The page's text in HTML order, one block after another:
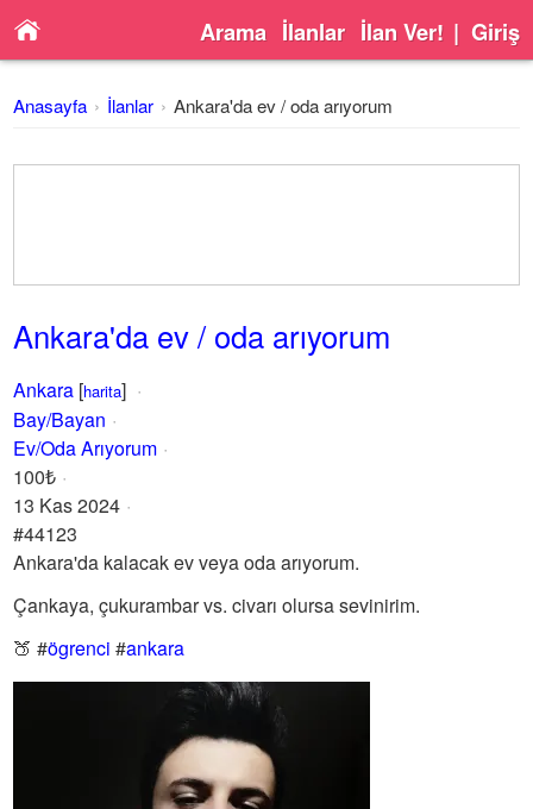
Arama İlanlar İlan Ver! | Giriş
Anasayfa İlanlar Ankara'da ev / oda arıyorum
Ankara'da ev / oda arıyorum
Ankara [harita]
Bay/Bayan
Ev/Oda Arıyorum
100₺
13 Kas 2024
#44123
Ankara'da kalacak ev veya oda arıyorum.
Çankaya, çukurambar vs. civarı olursa sevinirim.
🍑#ögrenci #ankara